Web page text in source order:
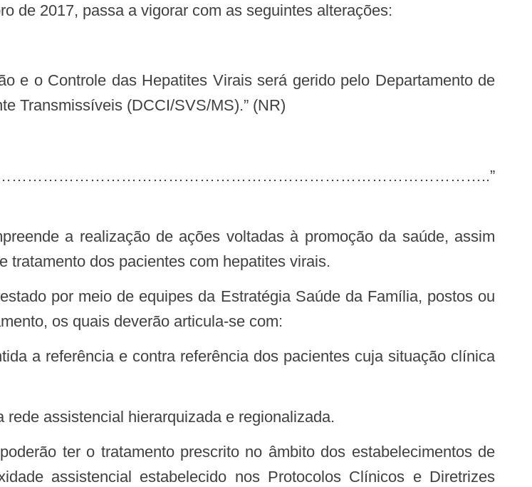
de 2017, passa a vigorar com as seguintes alterações:
Transmissíveis (DCCI/SVS/MS).” (NR)
tratamento dos pacientes com hepatites virais.
por meio de equipes da Estratégia Saúde da Família, postos ou
os quais deverão articula-se com:
assistencial hierarquizada e regionalizada.
ter o tratamento prescrito no âmbito dos estabelecimentos de
assistencial estabelecido nos Protocolos Clínicos e Diretrizes